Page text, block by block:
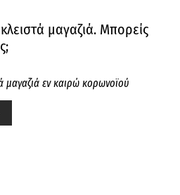
μαγαζιά. Μπορείς
μαγαζιά εν καιρώ κορωνοϊού